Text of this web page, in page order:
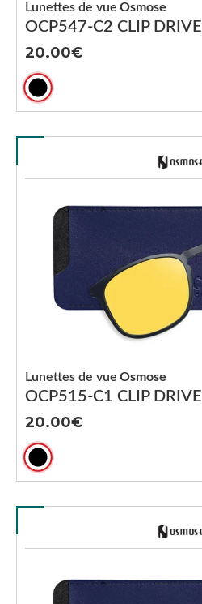
OCP547-C2 CLIP DRIVE
Lunettes de vue Osmose
20.00
OCP515-C1 CLIP DRIVE
Lunettes de vue Osmose
20.00